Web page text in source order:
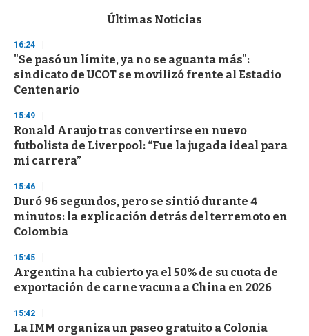
d
s
o
f
3
s
e
c
o
n
Últimas Noticias
16:24
"Se pasó un límite, ya no se aguanta más":
sindicato de UCOT se movilizó frente al Estadio
Centenario
15:49
Ronald Araujo tras convertirse en nuevo
futbolista de Liverpool: “Fue la jugada ideal para
mi carrera”
15:46
Duró 96 segundos, pero se sintió durante 4
minutos: la explicación detrás del terremoto en
Colombia
15:45
Argentina ha cubierto ya el 50% de su cuota de
exportación de carne vacuna a China en 2026
15:42
La IMM organiza un paseo gratuito a Colonia